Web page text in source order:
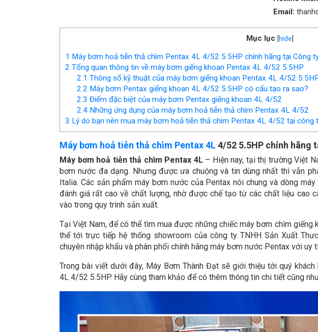
Email:
Mục lục [hide]
1 Máy bơm hoả tiễn thả chìm Pentax 4L 4/52 5.5HP chính hãng tại Công
2 Tổng quan thông tin về máy bơm giếng khoan Pentax 4L 4/52 5.5HP
2.1 Thông số kỹ thuật của máy bơm giếng khoan Pentax 4L 4/52
2.2 Máy bơm Pentax giếng khoan 4L 4/52 5.5HP có cấu tạo ra sao?
2.3 Điểm đặc biệt của máy bơm Pentax giếng khoan 4L 4/52
2.4Những ứng dụng của máy bơm hoả tiễn thả chìm Pentax 4L 4/52
3 Lý do bạn nên mua máy bơm hoả tiễn thả chìm Pentax 4L 4/52 tại công
Máy bơm hoả tiễn thả chìm Pentax 4L 4/52 5.5HP chính hãng
Máy bơm hoả tiễn thả chìm Pentax 4L – Hiện nay, tại thị trường Việt
bơm nước đa dạng. Nhưng được ưa chuộng và tin dùng nhất thì vẫn
Italia. Các sản phẩm máy bơm nước của Pentax nói chung và dòng
đánh giá rất cao về chất lượng, nhờ được chế tạo từ các chất liệu cao
vào trong quy trình sản xuất.
Tại Việt Nam, để có thể tìm mua được những chiếc máy bơm chìm giếng
thể tới trực tiếp hệ thống showroom của công ty TNHH Sản Xuất
chuyên nhập khẩu và phân phối chính hãng máy bơm nước Pentax với uy
Trong bài viết dưới đây, Máy Bơm Thành Đạt sẽ giới thiệu tới quý
4L 4/52 5.5HP. Hãy cùng tham khảo để có thêm thông tin chi tiết cũng